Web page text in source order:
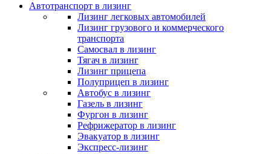
Автотранспорт в лизинг
Лизинг легковых автомобилей
Лизинг грузового и коммерческого
транспорта
Самосвал в лизинг
Тягач в лизинг
Лизинг прицепа
Полуприцеп в лизинг
Автобус в лизинг
Газель в лизинг
Фургон в лизинг
Рефрижератор в лизинг
Эвакуатор в лизинг
Экспресс-лизинг